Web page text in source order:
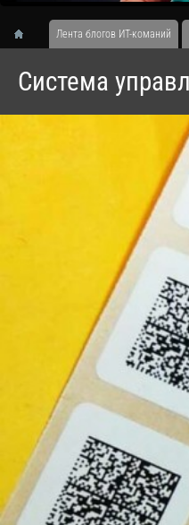
Лента блогов ИТ-команий
Система